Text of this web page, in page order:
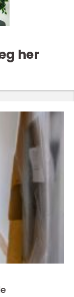
her